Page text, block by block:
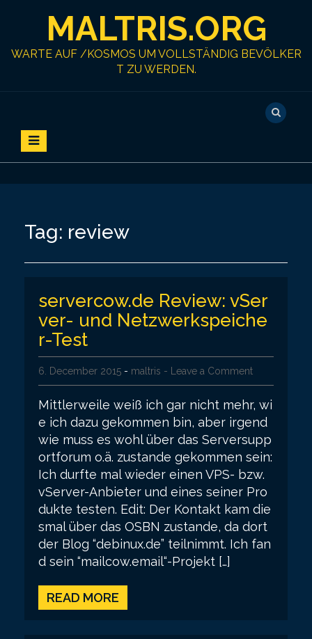
MALTRIS.ORG
WARTE AUF /KOSMOS UM VOLLSTÄNDIG BEVÖLKER
T ZU WERDEN.
Tag: review
servercow.de Review: vSer
ver- und Netzwerkspeiche
r-Test
6. December 2015 - maltris - Leave a Comment
Mittlerweile weiß ich gar nicht mehr, wi
e ich dazu gekommen bin, aber irgend
wie muss es wohl über das Serversupp
ortforum o.ä. zustande gekommen sein:
Ich durfte mal wieder einen VPS- bzw.
vServer-Anbieter und eines seiner Pro
dukte testen. Edit: Der Kontakt kam die
smal über das OSBN zustande, da dort
der Blog “debinux.de” teilnimmt. Ich fan
d sein “mailcow.email“-Projekt […]
READ MORE